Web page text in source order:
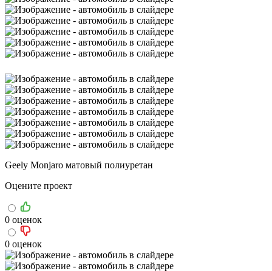
Geely Monjaro матовый полиуретан
Оцените проект
0 оценок
0 оценок